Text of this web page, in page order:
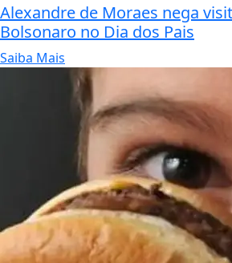
Alexandre de Moraes nega
Bolsonaro no Dia dos Pais
Saiba Mais